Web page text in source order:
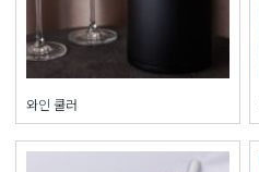
와인 쿨러